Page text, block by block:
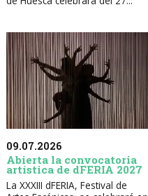
09.07.2026
Abierta la convocatoria
artística de dFERIA 2027
La XXXIII dFERIA, Festival de